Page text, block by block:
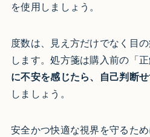
を使用しましょう。
度数は、見え方だけでなく目
します。処方箋は購入前の「正
に不安を感じたら、自己判断
しましょう。
安全かつ快適な視界を守るた